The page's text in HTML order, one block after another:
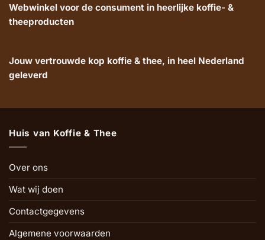
Webwinkel voor de consument in heerlijke koffie- &
theeproducten
Jouw vertrouwde kop koffie & thee, in heel Nederland
geleverd
Huis van Koffie & Thee
Over ons
Wat wij doen
Contactgegevens
Algemene voorwaarden